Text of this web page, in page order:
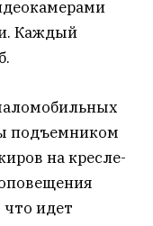
Каждый
подъемником
на кресле-
идет